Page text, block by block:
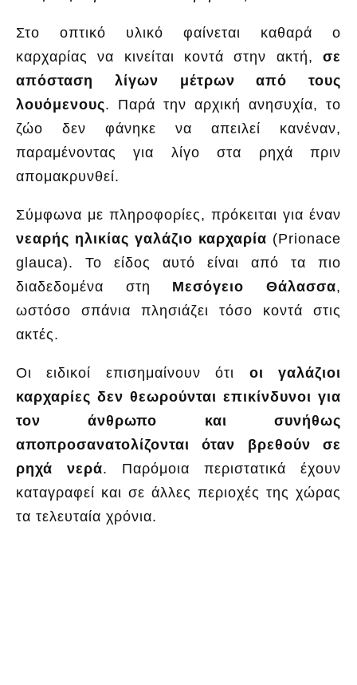
Στο οπτικό υλικό φαίνεται καθαρά ο
καρχαρίας να κινείται κοντά στην ακτή, σε
απόσταση λίγων μέτρων από τους
λουόμενους. Παρά την αρχική ανησυχία, το
ζώο δεν φάνηκε να απειλεί κανέναν,
παραμένοντας για λίγο στα ρηχά πριν
απομακρυνθεί.
Σύμφωνα με πληροφορίες, πρόκειται για έναν
νεαρής ηλικίας γαλάζιο καρχαρία (Prionace
glauca). Το είδος αυτό είναι από τα πιο
διαδεδομένα στη Μεσόγειο Θάλασσα,
ωστόσο σπάνια πλησιάζει τόσο κοντά στις
ακτές.
Οι ειδικοί επισημαίνουν ότι οι γαλάζιοι
καρχαρίες δεν θεωρούνται επικίνδυνοι για
τον άνθρωπο και συνήθως
αποπροσανατολίζονται όταν βρεθούν σε
ρηχά νερά. Παρόμοια περιστατικά έχουν
καταγραφεί και σε άλλες περιοχές της χώρας
τα τελευταία χρόνια.